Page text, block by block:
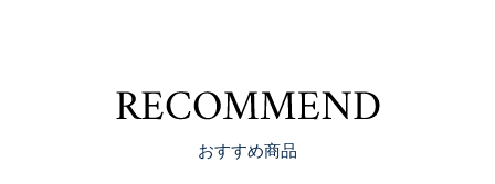
おすすめ商品